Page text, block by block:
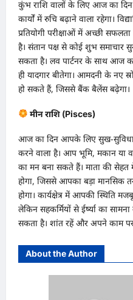
​कुंभ राशि वालों के लिए आज का
कार्यों में रुचि बढ़ाने वाला रहेगा।
प्रतियोगी परीक्षाओं में अच्छी
है। संतान पक्ष से कोई शुभ समाचार
सकता है। लव पार्टनर के साथ आज
ही यादगार बीतेगा। आमदनी के नए
हो सकते हैं, जिससे बैंक बैलेंस बढ़ेगा।
मीन राशि (Pisces)
​आज का दिन आपके लिए सुख-
करने वाला है। आप भूमि, मकान या
का मन बना सकते हैं। माता की सेहत
होगा, जिससे आपका बड़ा मानसिक
होगा। कार्यक्षेत्र में आपकी स्थिति
लेकिन सहकर्मियों से ईर्ष्या का
सकता है। शांत रहें और अपने काम पर
About the Author